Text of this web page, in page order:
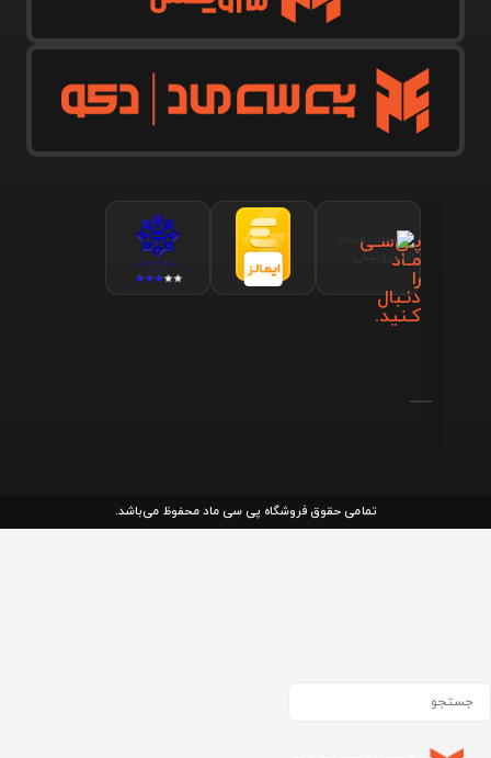
پـی‌سـی
مـاد
را
دنـبال
کـنید.
تمامی حقوق فروشگاه پی سی ماد محفوظ می‌باشد.